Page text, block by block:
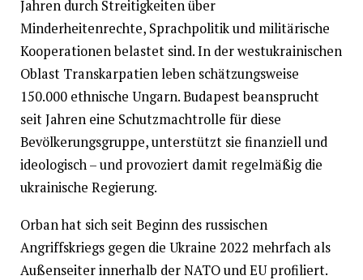
Jahren durch Streitigkeiten über
Minderheitenrechte, Sprachpolitik und militärische
Kooperationen belastet sind. In der westukrainischen
Oblast Transkarpatien leben schätzungsweise
150.000 ethnische Ungarn. Budapest beansprucht
seit Jahren eine Schutzmachtrolle für diese
Bevölkerungsgruppe, unterstützt sie finanziell und
ideologisch – und provoziert damit regelmäßig die
ukrainische Regierung.
Orban hat sich seit Beginn des russischen
Angriffskriegs gegen die Ukraine 2022 mehrfach als
Außenseiter innerhalb der NATO und EU profiliert.